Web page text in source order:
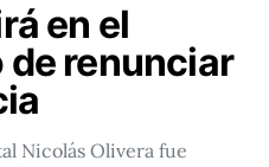
en el
de renunciar
Nicolás Olivera fue